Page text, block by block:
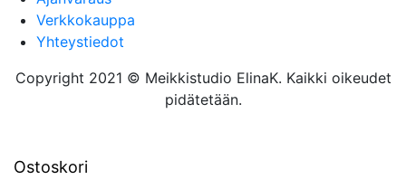
Verkkokauppa
Yhteystiedot
Copyright 2021 © Meikkistudio ElinaK. Kaikki oikeudet
pidätetään.
Ostoskori